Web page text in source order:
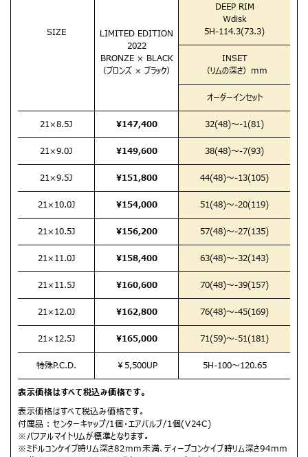
SIZE
LIMITED EDITION
2022
BRONZE × BLACK
（ブロンズ × ブラック）
DEEP RIM
Wdisk
5H-114.3(73.3)
INSET
（リムの深さ）mm
オーダーインセット
21×8.5J ¥147,400 32(48)～-1(81)
21×9.0J ¥149,600 38(48)～-7(93)
21×9.5J ¥151,800 44(48)～-13(105)
21×10.0J ¥154,000 51(48)～-20(119)
21×10.5J ¥156,200 57(48)～-27(135)
21×11.0J ¥158,400 63(48)～-32(143)
21×11.5J ¥160,600 70(48)～-39(157)
21×12.0J ¥162,800 76(48)～-45(169)
21×12.5J ¥165,000 71(59)～-51(181)
特殊P.C.D. ￥5,500UP 5H-100～120.65
表示価格はすべて税込み価格です。
表示価格はすべて税込み価格です。
付属品：センターキャップ/1個・エアバルブ/1個(V24C)
※バフアルマイトリムが標準となります。
※ミドルコンケイブ時リム深さ82mm未満､ディープコンケイブ時リム深さ94mm